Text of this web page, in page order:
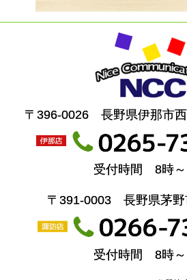
〒396-0026 長野県伊那市
受付時間 8時
〒391-0003 長野県茅野
受付時間 8時